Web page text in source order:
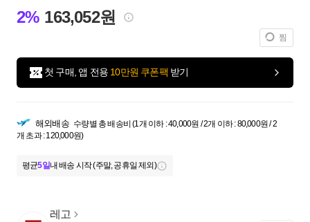
2% 163,052원
찜
첫 구매, 앱 전용 10만원 쿠폰팩 받기
해외배송 수량별 총 배송비 (1개 이하 : 40,000원 / 2개 이하 : 80,000원 / 2
개 초과 : 120,000원)
평균5일내 배송 시작 (주말, 공휴일 제외)
레고